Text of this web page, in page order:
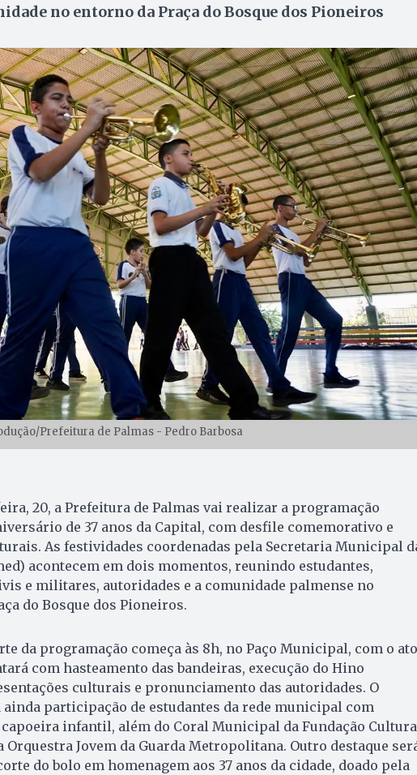
no entorno da Praça do Bosque dos Pioneiros
Prefeitura de Palmas - Pedro Barbosa
20, a Prefeitura de Palmas vai realizar a programação
de 37 anos da Capital, com desfile comemorativo e
As festividades coordenadas pela Secretaria Municipal
acontecem em dois momentos, reunindo estudantes,
e militares, autoridades e a comunidade palmense no
do Bosque dos Pioneiros.
da programação começa às 8h, no Paço Municipal, com o ato
com hasteamento das bandeiras, execução do Hino
culturais e pronunciamento das autoridades. O
participação de estudantes da rede municipal com
capoeira infantil, além do Coral Municipal da Fundação
Orquestra Jovem da Guarda Metropolitana. Outro destaque
do bolo em homenagem aos 37 anos da cidade, doado pela